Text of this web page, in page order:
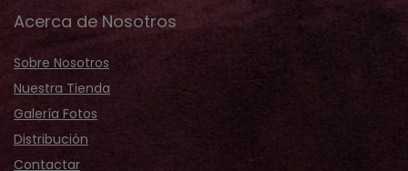
Acerca de Nosotros
Sobre Nosotros
Nuestra Tienda
Galería Fotos
Distribución
Contactar